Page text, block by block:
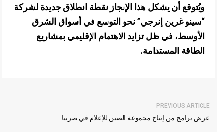
ويُتوقع أن يشكل هذا الإنجاز نقطة انطلاق جديدة لشركة
“سينو غرين إنرجي” نحو التوسع في أسواق الشرق
الأوسط، في ظل تزايد الاهتمام الإقليمي بمشاريع
الطاقة المستدامة.
PREVIOUS ARTICLE
عرض برامج من إنتاج مجموعة الصين للإعلام في صربيا